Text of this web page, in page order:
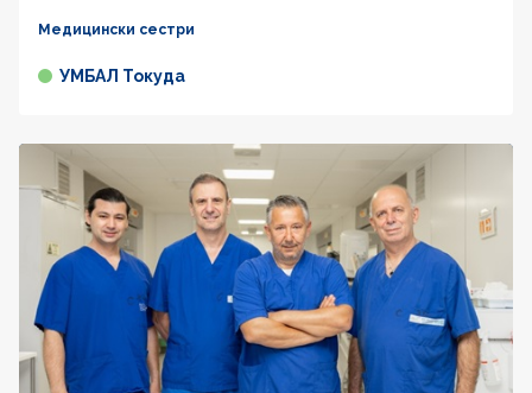
Медицински сестри
УМБАЛ Токуда